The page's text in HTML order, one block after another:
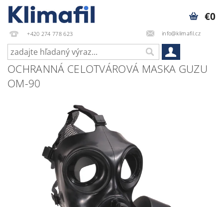
+420 274 778 623 info@klimafil.cz
€0
OCHRANNÁ CELOTVÁROVÁ MASKA GUZU
OM-90